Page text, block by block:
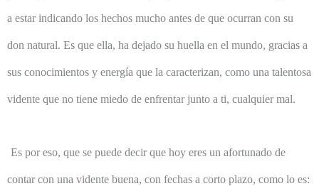
a estar indicando los hechos mucho antes de que ocurran con su
don natural. Es que ella, ha dejado su huella en el mundo, gracias a
sus conocimientos y energía que la caracterizan, como una talentosa
vidente que no tiene miedo de enfrentar junto a ti, cualquier mal.
Es por eso, que se puede decir que hoy eres un afortunado de
contar con una vidente buena, con fechas a corto plazo, como lo es: